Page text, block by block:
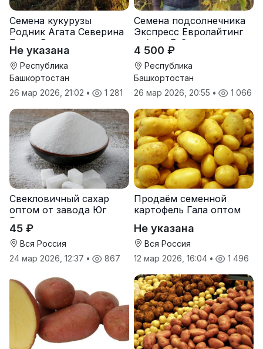
Семена кукурузы
Родник Агата Северина
Берта Вилора
Прохладненский Дарина
Росс Машук Катерина
Не указана
Республика
Башкортостан
26 мар 2026, 21:02 • 1 281
Семена подсолнечника
Экспресс Евролайтинг
гибрид F-G+
4 500 ₽
Республика
Башкортостан
26 мар 2026, 20:55 • 1 066
Свекловичный сахар
оптом от завода Юг
Руси
45 ₽
Вся Россия
24 мар 2026, 12:37 • 867
Продаём семенной
картофель Гала оптом
Не указана
Вся Россия
12 мар 2026, 16:04 • 1 496